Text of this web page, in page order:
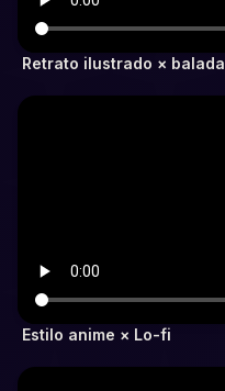
Retrato ilustrado × balada
Estilo anime × Lo-fi